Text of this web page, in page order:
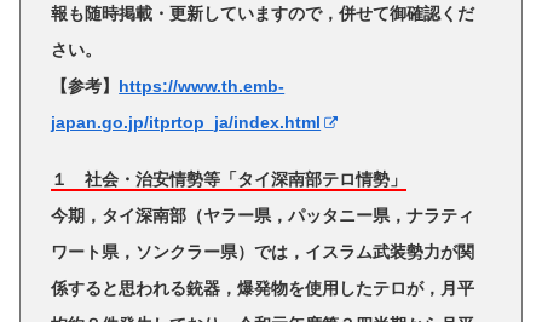
報も随時掲載・更新していますので，併せて御確認くだ
さい。
【参考】 https://www.th.emb-
japan.go.jp/itprtop_ja/index.html
１ 社会・治安情勢等「タイ深南部テロ情勢」
今期，タイ深南部（ヤラー県，パッタニー県，ナラティ
ワート県，ソンクラー県）では，イスラム武装勢力が関
係すると思われる銃器，爆発物を使用したテロが，月平